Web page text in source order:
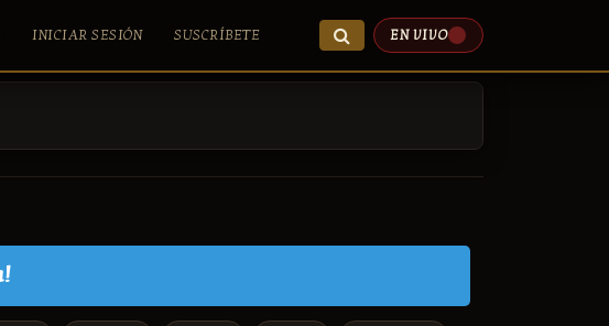
INICIAR SESIÓN SUSCRÍBETE EN VIVO